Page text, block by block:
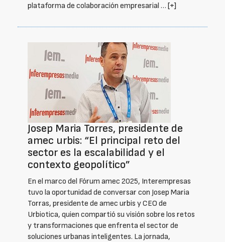
plataforma de colaboración empresarial … [+]
Josep Maria Torres, presidente de
amec urbis: “El principal reto del
sector es la escalabilidad y el
contexto geopolítico”
En el marco del Fórum amec 2025, Interempresas
tuvo la oportunidad de conversar con Josep Maria
Torras, presidente de amec urbis y CEO de
Urbiotica, quien compartió su visión sobre los retos
y transformaciones que enfrenta el sector de
soluciones urbanas inteligentes. La jornada,